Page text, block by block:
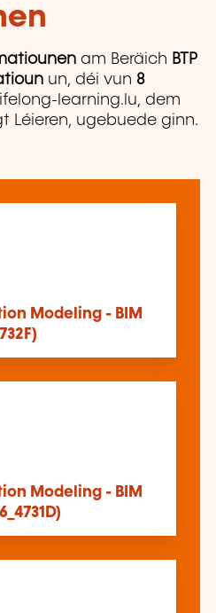
am Beräich BTP
un, déi vun 8
learning.lu, dem
Léieren, ugebuede ginn.
Modeling - BIM
Modeling - BIM